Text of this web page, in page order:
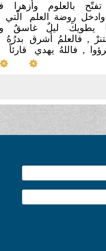
بالعلوم وأزهرا
روضة العلم
الّتي
يطويكَ ليلٌ غاسقٌ
, فالعلمُ أشرق
بدرُهُ
, فاللهُ يهدي
قارئاً